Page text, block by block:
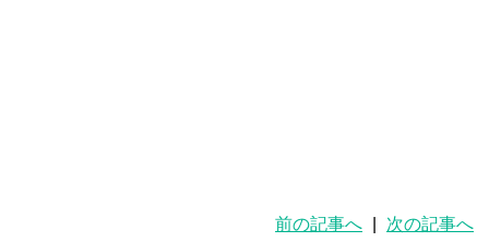
前の記事へ 次の記事へ